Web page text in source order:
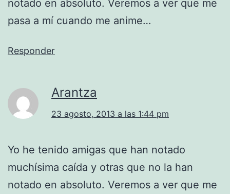
notado en absoluto. Veremos a ver que me
pasa a mí cuando me anime…
Responder
Arantza
23 agosto, 2013 a las 1:44 pm
Yo he tenido amigas que han notado
muchísima caída y otras que no la han
notado en absoluto. Veremos a ver que me